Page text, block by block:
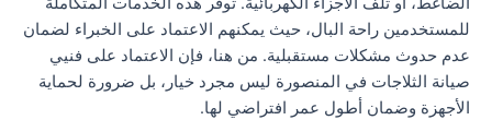
للمستخدمين راحة البال، حيث يمكنهم الاعتماد على الخبراء لضمان
عدم حدوث مشكلات مستقبلية. من هنا، فإن الاعتماد على فنيي
صيانة الثلاجات في المنصورة ليس مجرد خيار، بل ضرورة لحماية
الأجهزة وضمان أطول عمر افتراضي لها.